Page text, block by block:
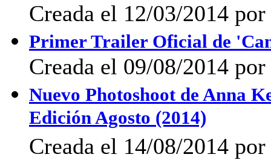
Creada el 12/03/2014
Primer Trailer Oficial de
Creada el 09/08/2014
Nuevo Photoshoot de Anna
Edición Agosto (2014)
Creada el 14/08/2014